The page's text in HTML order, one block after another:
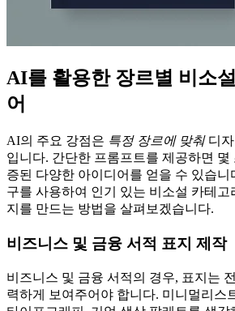
AI를 활용한 장르별 비소
어
AI의 주요 강점은 특정 장르에 맞춰디자
입니다. 간단한 프롬프트를 제공하면 몇
증된 다양한 아이디어를 얻을 수 있습니
구를 사용하여 인기 있는 비소설 카테고
지를 만드는 방법을 살펴보겠습니다.
비즈니스 및 금융 서적 표지 제작
비즈니스 및 금융 서적의 경우, 표지는
력하게 보여주어야 합니다. 미니멀리스